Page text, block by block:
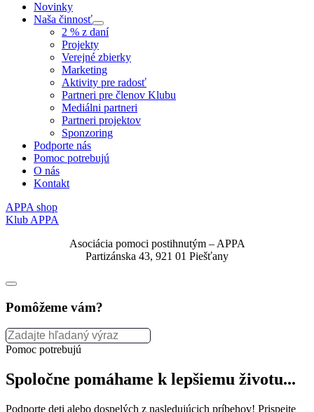
Novinky
Naša činnosť
Submenu
2 % z daní
Projekty
Verejné zbierky
Marketing
Aktivity pre radosť
Partneri pre členov Klubu
Mediálni partneri
Partneri projektov
Sponzoring
Podporte nás
Pomoc potrebujú
O nás
Kontakt
APPA shop
Klub APPA
Asociácia pomoci postihnutým – APPA
Partizánska 43, 921 01 Piešťany
Pomôžeme vám?
Pomoc potrebujú
Spoločne pomáhame k lepšiemu životu...
Podporte deti alebo dospelých z nasledujúcich príbehov! Prispejte